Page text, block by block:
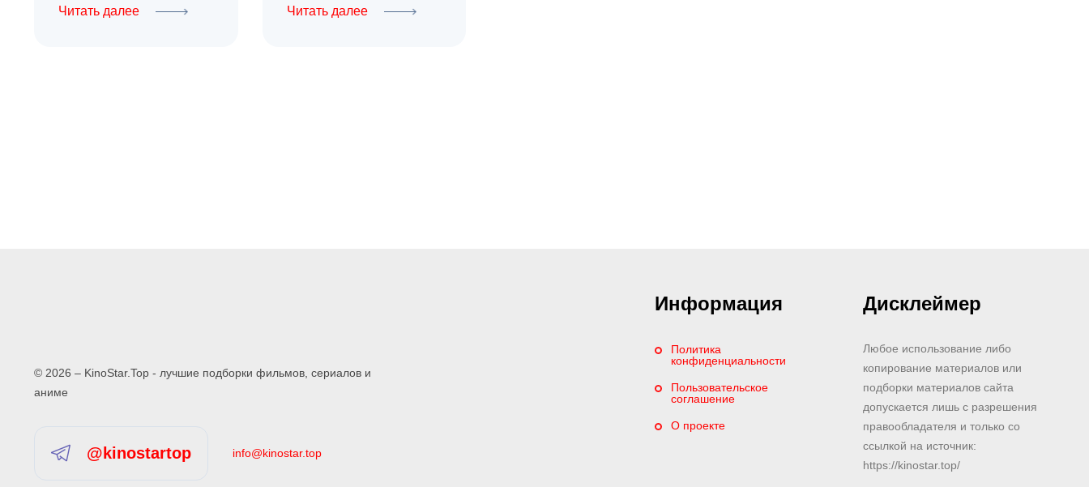
Читать далее Читать далее
© 2026 – KinoStar.Top - лучшие подборки фильмов, сериалов и
аниме
@kinostartop info@kinostar.top
Информация
Политика
конфиденциальности
Пользовательское
соглашение
О проекте
Дисклеймер
Любое использование либо
копирование материалов или
подборки материалов сайта
допускается лишь с разрешения
правообладателя и только со
ссылкой на источник:
https://kinostar.top/